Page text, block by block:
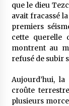
que le dieu
avait fracassé
premiers
cette querelle
montrent au
refusé de subir
Aujourd’hui,
croûte
plusieurs